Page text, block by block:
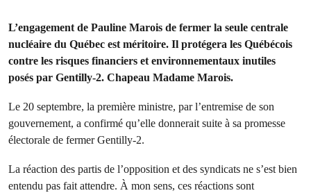
L’engagement de Pauline Marois de fermer la seule centrale
nucléaire du Québec est méritoire. Il protégera les Québécois
contre les risques financiers et environnementaux inutiles
posés par Gentilly-2. Chapeau Madame Marois.
Le 20 septembre, la première ministre, par l’entremise de son
gouvernement, a confirmé qu’elle donnerait suite à sa promesse
électorale de fermer Gentilly-2.
La réaction des partis de l’opposition et des syndicats ne s’est bien
entendu pas fait attendre. À mon sens, ces réactions sont